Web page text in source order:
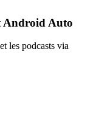
Android Auto
les podcasts via